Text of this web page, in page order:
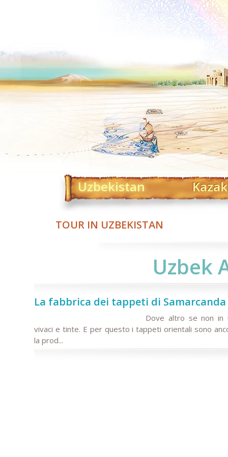
Uzbekistan
TOUR IN UZBEKISTAN
Uzbek
La fabbrica dei tappeti di Samarcanda
Dove altro se non in
vivaci e tinte. E per questo i tappeti orientali sono
la prod...